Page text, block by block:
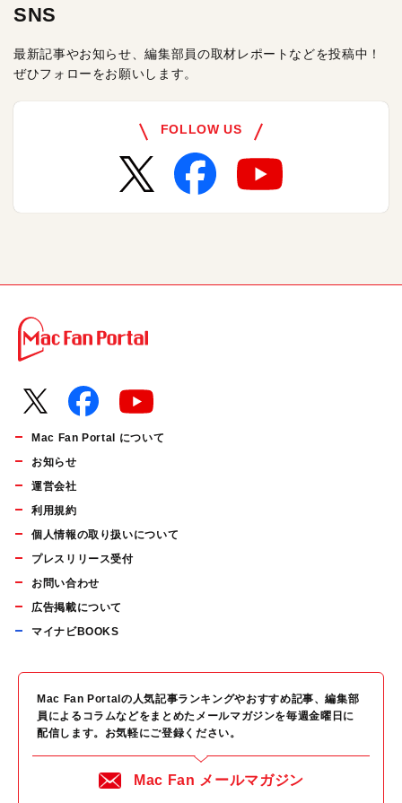
SNS
最新記事やお知らせ、編集部員の取材レポートなどを投稿中！
ぜひフォローをお願いします。
FOLLOW US
Mac Fan Portal について
お知らせ
運営会社
利用規約
個人情報の取り扱いについて
プレスリリース受付
お問い合わせ
広告掲載について
マイナビBOOKS
Mac Fan Portalの人気記事ランキングやおすすめ記事、編集部
員によるコラムなどをまとめたメールマガジンを毎週金曜日に
配信します。お気軽にご登録ください。
Mac Fan メールマガジン